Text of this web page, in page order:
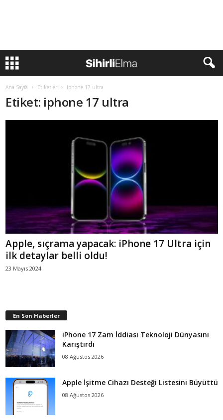
Ana Sayfa Etiketler Iphone 17 ultra
Etiket: iphone 17 ultra
Apple, sıçrama yapacak: iPhone 17 Ultra için
ilk detaylar belli oldu!
23 Mayıs 2024
En Son Haberler
iPhone 17 Zam İddiası Teknoloji Dünyasını
Karıştırdı
08 Ağustos 2026
Apple İşitme Cihazı Desteği Listesini Büyüttü
08 Ağustos 2026